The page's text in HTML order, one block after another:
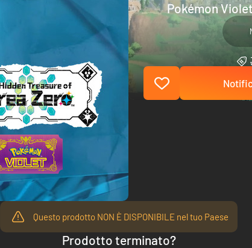
Pokémon
Questo prodotto NON È DISPONIBILE nel tuo Paese
Prodotto terminato?